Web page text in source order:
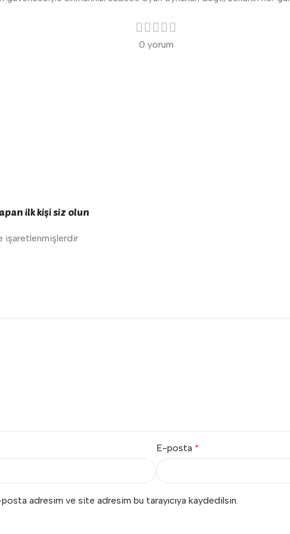
0 yorum
ilk kişi siz olun
işaretlenmişlerdir
E-posta *
posta adresim ve site adresim bu tarayıcıya kaydedilsin.